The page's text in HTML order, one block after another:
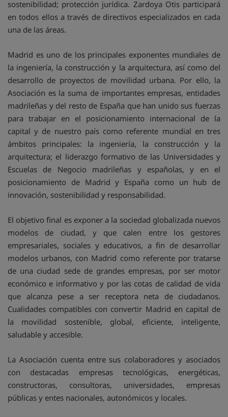
sostenibilidad; protección jurídica. Zardoya Otis participará
en todos ellos a través de directivos especializados en cada
una de las áreas.
Madrid es uno de los principales exponentes mundiales de
la ingeniería, la construcción y la arquitectura, así como del
desarrollo de proyectos de movilidad urbana. Por ello, la
Asociación es la suma de importantes empresas, entidades
madrileñas y del resto de España que han unido sus fuerzas
para trabajar en el posicionamiento internacional de la
capital y de nuestro país como referente mundial en tres
ámbitos principales: la ingeniería, la construcción y la
arquitectura; el liderazgo formativo de las Universidades y
Escuelas de Negocio madrileñas y españolas, y en el
posicionamiento de Madrid y España como un hub de
innovación, sostenibilidad y responsabilidad.
El objetivo final es exponer a la sociedad globalizada nuevos
modelos de ciudad, y que calen entre los gestores
empresariales, sociales y educativos, a fin de desarrollar
modelos urbanos, con Madrid como referente por tratarse
de una ciudad sede de grandes empresas, por ser motor
económico e informativo y por las cotas de calidad de vida
que alcanza pese a ser receptora neta de ciudadanos.
Cualidades compatibles con convertir Madrid en capital de
la movilidad sostenible, global, eficiente, inteligente,
saludable y accesible.
La Asociación cuenta entre sus colaboradores y asociados
con destacadas empresas tecnológicas, energéticas,
constructoras, consultoras, universidades, empresas
públicas y entes nacionales, autonómicos y locales.